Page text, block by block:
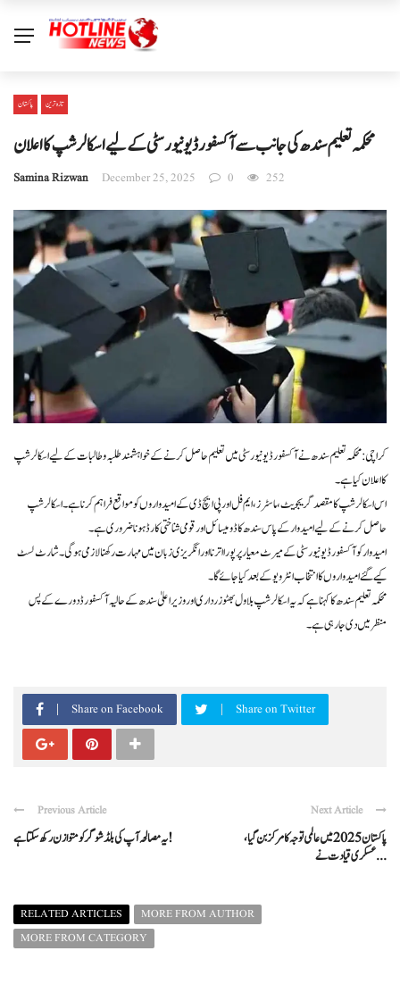
پاکستان تازہ ترین
محکمہ تعلیم سندھ کی جانب سے آکسفورڈ یونیورسٹی کے لیے اسکالرشپ کا اعلان
Samina Rizwan December 25, 2025 0 252
کراچی: محکمہ تعلیم سندھ نے آکسفورڈ یونیورسٹی میں تعلیم حاصل کرنے کے خواہشمند طلبہ و طالبات کے لیے اسکالرشپ
کا اعلان کیا ہے۔
اس اسکالرشپ کا مقصد گریجویٹ، ماسٹرز، ایم فل اور پی ایچ ڈی کے امیدواروں کو مواقع فراہم کرنا ہے۔ اسکالرشپ
حاصل کرنے کے لیے امیدوار کے پاس سندھ کا ڈومیسائل اور قومی شناختی کارڈ ہونا ضروری ہے۔
امیدوار کو آکسفورڈ یونیورسٹی کے میرٹ معیار پر پورا اترنا اور انگریزی زبان میں مہارت رکھنا لازمی ہوگی۔ شارٹ لسٹ
کیے گئے امیدواروں کا انتخاب انٹرویو کے بعد کیا جائے گا۔
محکمہ تعلیم سندھ کا کہنا ہے کہ یہ اسکالرشپ بلاول بھٹو زرداری اور وزیراعلیٰ سندھ کے حالیہ آکسفورڈ دورے کے پس
منظر میں دی جا رہی ہے۔
Share on Facebook Share on Twitter
Previous Article
یہ مصالحہ آپ کی بلڈ شوگر کو متوازن رکھ سکتا ہے!
Next Article
پاکستان 2025 میں عالمی توجہ کا مرکز بن گیا،
عسکری قیادت نے ...
RELATED ARTICLES
MORE FROM AUTHOR
MORE FROM CATEGORY